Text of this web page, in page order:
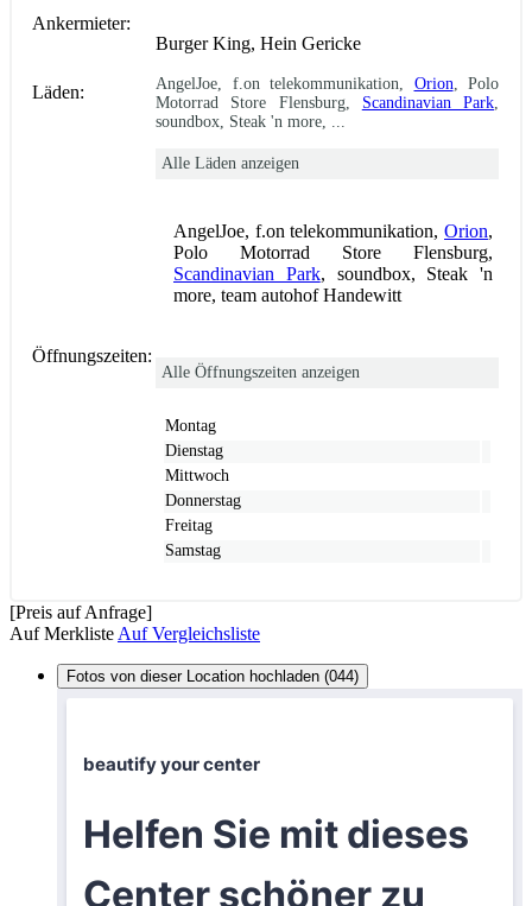
Ankermieter:
Burger King, Hein Gericke
Läden: AngelJoe, f.on telekommunikation, Orion , Polo
Motorrad Store Flensburg, Scandinavian Park
soundbox, Steak 'n more, ...
Alle Läden anzeigen
AngelJoe, f.on telekommunikation, Orion,
Polo Motorrad Store Flensburg,
Scandinavian Park, soundbox, Steak 'n
more, team autohof Handewitt
Öffnungszeiten:
Alle Öffnungszeiten anzeigen
Montag
Dienstag
Mittwoch
Donnerstag
Freitag
Samstag
[Preis auf Anfrage]
Auf Merkliste Auf Vergleichsliste
Fotos von dieser Location hochladen (044)